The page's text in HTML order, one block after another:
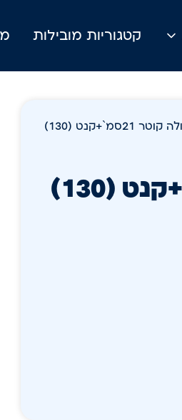
קטגוריות מובילות
/ תבנית עגולה קוטר 21סמ`+קנט (130)
תבנית עגולה קוטר 21סמ`+קנט (130)